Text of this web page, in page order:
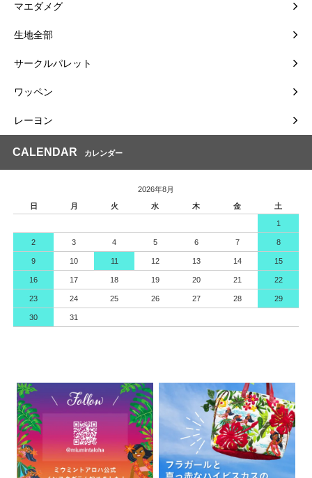
マエダメグ
生地全部
サークルパレット
ワッペン
レーヨン
CALENDAR カレンダー
2026年8月
日
月 火 水 木 金 土
1
2 3 4 5 6 7 8
9 10 11 12 13 14 15
16 17 18 19 20 21 22
23 24 25 26 27 28 29
30 31